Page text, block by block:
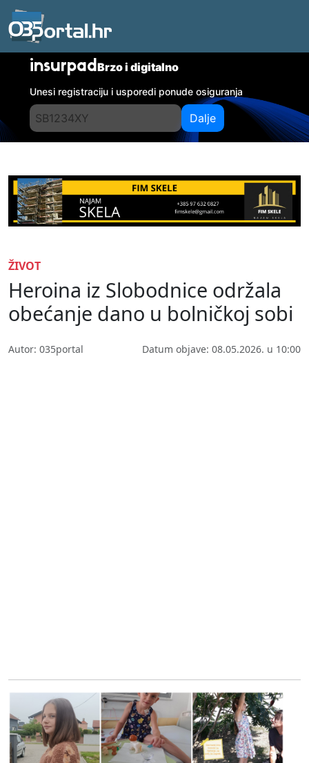
insurpadBrzo i digitalno
Unesi registraciju i usporedi ponude osiguranja
Dalje
ŽIVOT
Heroina iz Slobodnice održala
obećanje dano u bolničkoj sobi
Autor: 035portal Datum objave: 08.05.2026. u 10:00